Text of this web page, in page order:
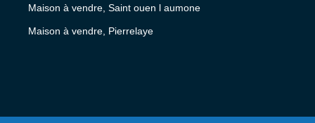
Maison à vendre, Saint ouen l aumone
Maison à vendre, Pierrelaye